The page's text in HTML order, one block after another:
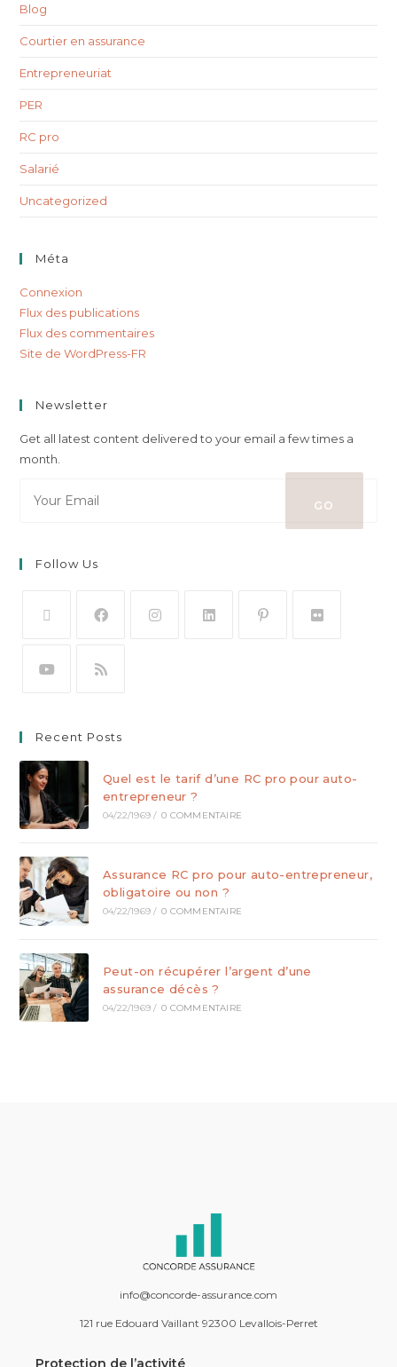
Blog
Courtier en assurance
Entrepreneuriat
PER
RC pro
Salarié
Uncategorized
Méta
Connexion
Flux des publications
Flux des commentaires
Site de WordPress-FR
Newsletter
Get all latest content delivered to your email a few times a
month.
GO
Follow Us
Recent Posts
Quel est le tarif d’une RC pro pour auto-
entrepreneur ?
04/22/1969 / 0 COMMENTAIRE
Assurance RC pro pour auto-entrepreneur,
obligatoire ou non ?
04/22/1969 / 0 COMMENTAIRE
Peut-on récupérer l’argent d’une
assurance décès ?
04/22/1969 / 0 COMMENTAIRE
info@concorde-assurance.com
121 rue Edouard Vaillant 92300 Levallois-Perret
Protection de l’activité